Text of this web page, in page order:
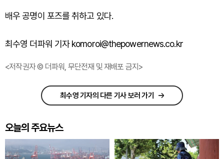
배우 공명이 포즈를 취하고 있다.
최수영 더파워 기자 komoroi@thepowernews.co.kr
<저작권자 © 더파워, 무단전재 및 재배포 금지>
최수영 기자의 다른 기사 보러 가기
오늘의 주요뉴스